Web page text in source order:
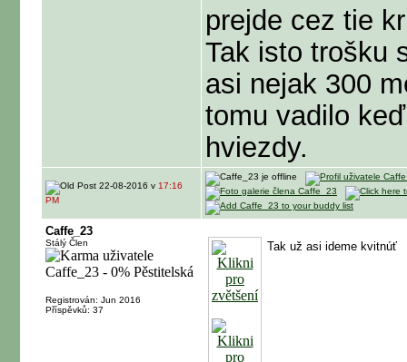
prejde cez tie
Tak isto trošku
asi nejak 300
tomu vadilo
hviezdy.
22-08-2016 v 17:16
PM
Caffe_23
Stálý Člen
Registrován: Jun 2016
Příspěvků: 37
Tak už asi ideme kvitnúť